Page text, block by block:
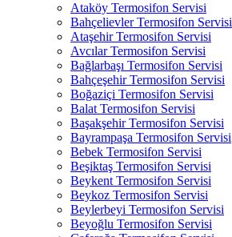
Ataköy Termosifon Servisi
Bahçelievler Termosifon Servisi
Ataşehir Termosifon Servisi
Avcılar Termosifon Servisi
Bağlarbaşı Termosifon Servisi
Bahçeşehir Termosifon Servisi
Boğaziçi Termosifon Servisi
Balat Termosifon Servisi
Başakşehir Termosifon Servisi
Bayrampaşa Termosifon Servisi
Bebek Termosifon Servisi
Beşiktaş Termosifon Servisi
Beykent Termosifon Servisi
Beykoz Termosifon Servisi
Beylerbeyi Termosifon Servisi
Beyoğlu Termosifon Servisi